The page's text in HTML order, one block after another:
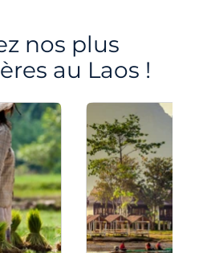
nos plus
au Laos !